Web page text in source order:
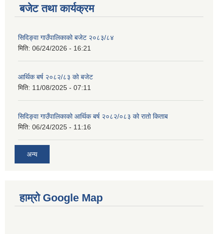
बजेट तथा कार्यक्रम
सिदिङ्वा गाउँपालिकाको बजेट २०८३/८४
मिति: 06/24/2026 - 16:21
आर्थिक बर्ष २०८२/८३ को बजेट
मिति: 11/08/2025 - 07:11
सिदिङ्वा गाउँपालिकाको आर्थिक बर्ष २०८२/०८३ को रातो किताब
मिति: 06/24/2025 - 11:16
अन्य
हाम्रो Google Map